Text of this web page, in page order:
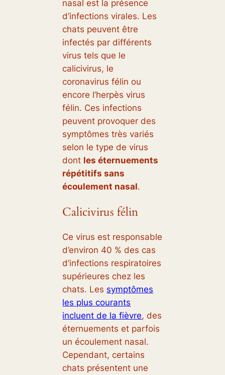
nasal est la présence
d’infections virales. Les
chats peuvent être
infectés par différents
virus tels que le
calicivirus, le
coronavirus félin ou
encore l’herpès virus
félin. Ces infections
peuvent provoquer des
symptômes très variés
selon le type de virus
dont les éternuements
répétitifs sans
écoulement nasal.
Calicivirus félin
Ce virus est responsable
d’environ 40 % des cas
d’infections respiratoires
supérieures chez les
chats. Les symptômes
les plus courants
incluent de la fièvre, des
éternuements et parfois
un écoulement nasal.
Cependant, certains
chats présentent une